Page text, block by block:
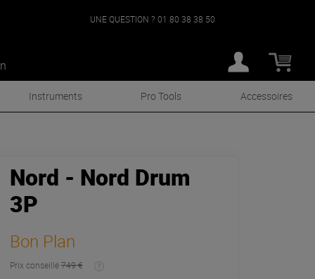
UNE QUESTION ? 01 80 38 38 50
Instruments Pro Tools Accessoires
Nord - Nord Drum
3P
Bon Plan
Prix conseillé 749 €